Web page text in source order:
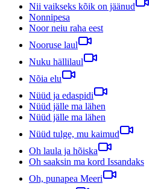
Nii vaikseks kõik on jäänud
Nonnipesa
Noor neiu raha eest
Nooruse laul
Nuku hällilaul
Nõia elu
Nüüd ja edaspidi
Nüüd jälle ma lähen
Nüüd jälle ma lähen
Nüüd tulge, mu kaimud
Oh laula ja hõiska
Oh saaksin ma kord Issandaks
Oh, punapea Meeri